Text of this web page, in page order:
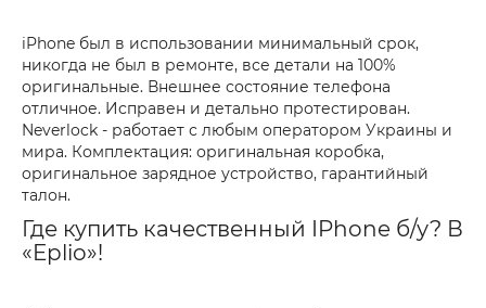
iPhone был в использовании минимальный срок,
никогда не был в ремонте, все детали на 100%
оригинальные. Внешнее состояние телефона
отличное. Исправен и детально протестирован.
Neverlock - работает с любым оператором Украины и
мира. Комплектация: оригинальная коробка,
оригинальное зарядное устройство, гарантийный
талон.
Где купить качественный IPhone б/у? В
«Eplio»!